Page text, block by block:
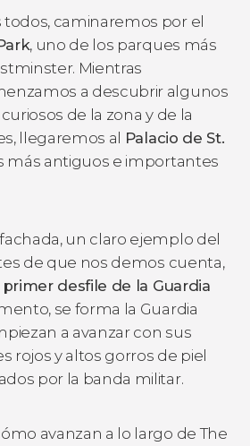
todos, caminaremos por el
, uno de los parques más
Mientras
a descubrir algunos
de la zona y de la
llegaremos al Palacio de St.
más antiguos e importantes
un claro ejemplo del
de que nos demos cuenta,
primer desfile de la Guardia
se forma la Guardia
a avanzar con sus
rojos y altos gorros de piel
por la banda militar.
avanzan a lo largo de The